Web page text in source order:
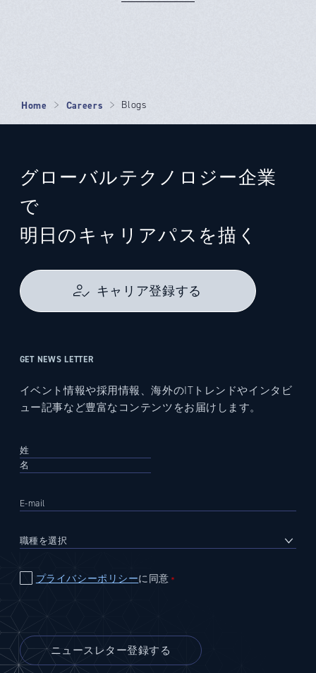
Home Careers Blogs
グローバルテクノロジー企業
で
明日のキャリアパスを描く
キャリア登録する
GET NEWS LETTER
イベント情報や採用情報、海外のITトレンドやインタビ
ュー記事など豊富なコンテンツをお届けします。
プライバシーポリシーに同意 ＊